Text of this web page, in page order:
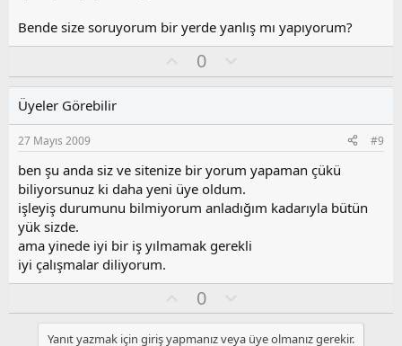
Bende size soruyorum bir yerde yanlış mı yapıyorum?
y
0
l
s
u
z
o
y
l
a
Üyeler Görebilir
27 Mayıs 2009 #9
ben şu anda siz ve sitenize bir yorum yapaman çükü
biliyorsunuz ki daha yeni üye oldum.
işleyiş durumunu bilmiyorum anladığım kadarıyla bütün
yük sizde.
ama yinede iyi bir iş yılmamak gerekli
iyi çalışmalar diliyorum.
y
l
0
l
u
Yanıt yazmak için giriş yapmanız veya üye olmanız gerekir.